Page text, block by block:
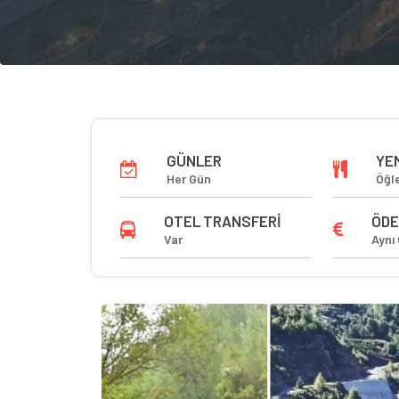
GÜNLER
Her Gün
OTEL TRANSFERI
Var Aynı